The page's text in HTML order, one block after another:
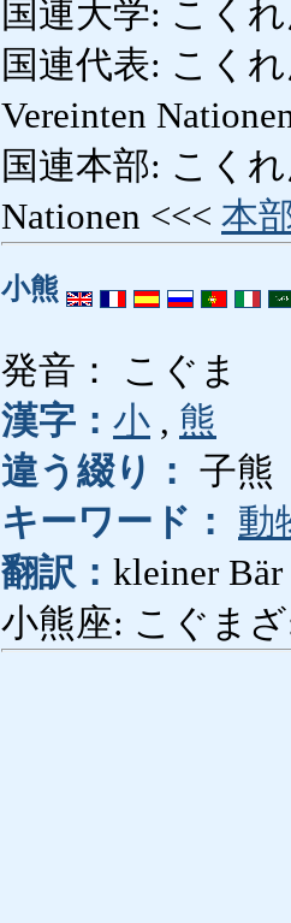
国連大学: こく
国連代表: こく
Vereinten
国連本部: こくれ
Nationen <<< 本
小熊
発音： こぐま
漢字： 小 , 熊
違う綴り： 子熊
キーワード：
動
翻訳： kleiner Bär
小熊座: こぐまざ